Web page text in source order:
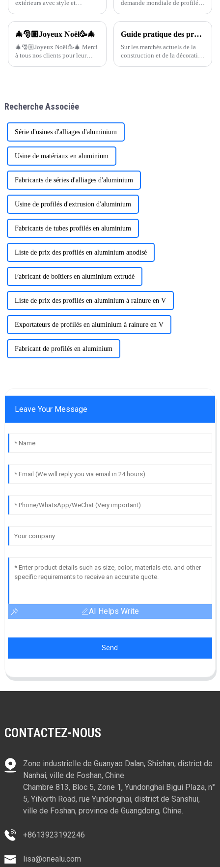
extérieurs avec style et
pergolas en aluminium haut de
solution idéale pour sublimer
villas, hôtels, jardins et projets
commerciaux.
demande mondiale de profilés
fenêtres a connu une croissance
des régions comme l'Amérique
🎄🎅🏼Joyeux Noël🥳🎄
🎄🎅🏼Joyeux Noël🥳🎄 Merci
à tous nos clients pour leur
Guide pratique des profilés en aluminium pour portes et fenêtres
Sur les marchés actuels de la
construction et de la décoration
Recherche Associée
Série d'usines d'alliages d'aluminium
Usine de matériaux en aluminium
Fabricants de séries d'alliages d'aluminium
Usine de profilés d'extrusion d'aluminium
Fabricants de tubes profilés en aluminium
Liste de prix des profilés en aluminium anodisé
Fabricant de boîtiers en aluminium extrudé
Liste de prix des profilés en aluminium à rainure en V
Exportateurs de profilés en aluminium à rainure en V
Fabricant de profilés en aluminium
Leave Your Message
AI Helps Write
Send
CONTACTEZ-NOUS
Zone industrielle de Guanyao Dalan, Shishan, district de
Nanhai, ville de Foshan, Chine
Chambre 813, Bloc 5, Zone 1, Yundonghai Bigui Plaza, n°
5, YiNorth Road, rue Yundonghai, district de Sanshui,
ville de Foshan, province de Guangdong, Chine.
+8613923192246
lisa@onealu.com